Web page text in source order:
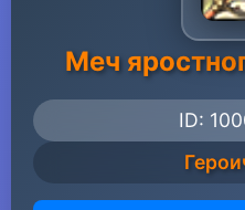
Меч
ID: